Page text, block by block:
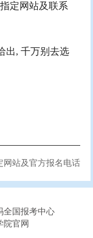
定网站及联系
出, 千万别去选
网站及官方报名电话
全国报考中心
院官网